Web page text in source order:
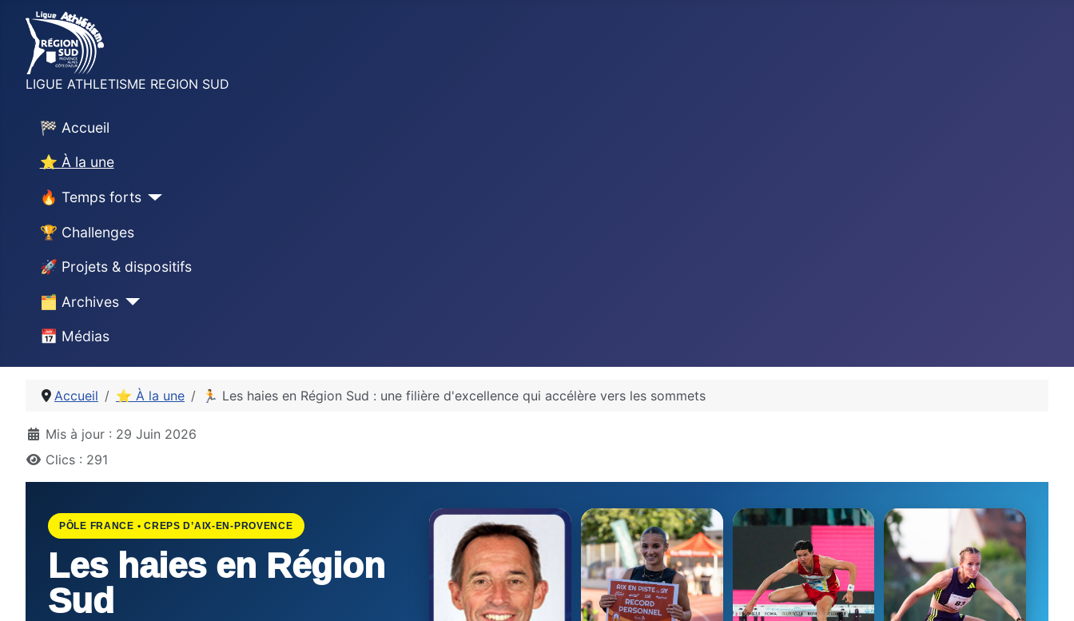
LIGUE ATHLETISME REGION SUD
🏁 Accueil
⭐ À la une
🔥 Temps forts
🏆 Challenges
🚀 Projets & dispositifs
🗂 Archives
📅 Médias
Accueil ⭐ À la une 🏃 Les haies en Région Sud : une filière d'excellence qui accélère vers les sommets
DétailsMis à jour : 29 Juin 2026
Clics : 291
PÔLE FRANCE • CREPS D’AIX-EN-PROVENCE
Les haies en Région
Sud